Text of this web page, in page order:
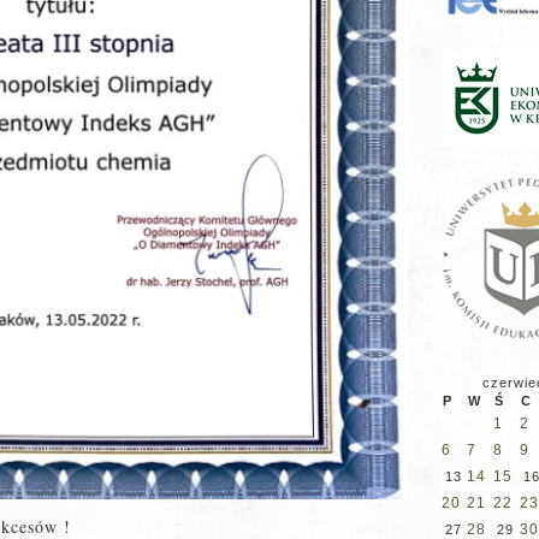
!
P
W Ś C
1
2
6
7 8 9
13 14 15 16
20 21 22 23
27 28 29 30